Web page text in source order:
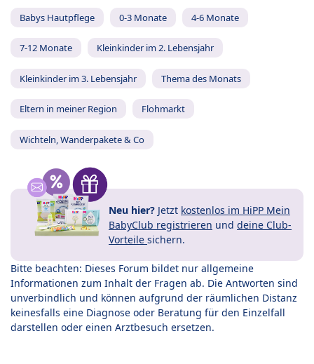
Babys Hautpflege 0-3 Monate 4-6 Monate
7-12 Monate Kleinkinder im 2. Lebensjahr
Kleinkinder im 3. Lebensjahr Thema des Monats
Eltern in meiner Region Flohmarkt
Wichteln, Wanderpakete & Co
Neu hier? Jetzt kostenlos im HiPP Mein
BabyClub registrieren und deine Club-
Vorteile sichern.
Bitte beachten: Dieses Forum bildet nur allgemeine
Informationen zum Inhalt der Fragen ab. Die Antworten sind
unverbindlich und können aufgrund der räumlichen Distanz
keinesfalls eine Diagnose oder Beratung für den Einzelfall
darstellen oder einen Arztbesuch ersetzen.